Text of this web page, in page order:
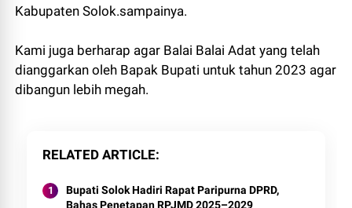
Kabupaten Solok.sampainya.
Kami juga berharap agar Balai Balai Adat yang telah
dianggarkan oleh Bapak Bupati untuk tahun 2023 agar
dibangun lebih megah.
RELATED ARTICLE
Bupati Solok Hadiri Rapat Paripurna DPRD,
Bahas Penetapan RPJMD 2025–2029